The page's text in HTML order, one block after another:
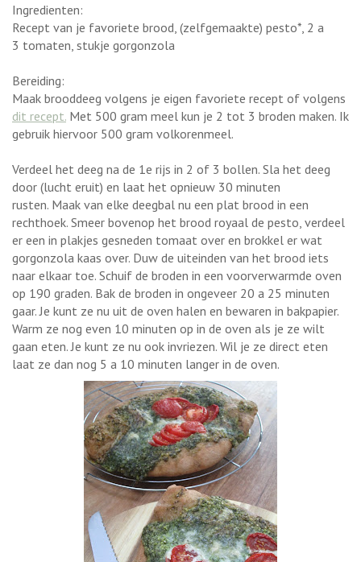
Ingredienten:
Recept van je favoriete brood, (zelfgemaakte) pesto*, 2 a
3 tomaten, stukje gorgonzola
Bereiding:
Maak brooddeeg volgens je eigen favoriete recept of volgens
dit recept. Met 500 gram meel kun je 2 tot 3 broden maken. Ik
gebruik hiervoor 500 gram volkorenmeel.
Verdeel het deeg na de 1e rijs in 2 of 3 bollen. Sla het deeg
door (lucht eruit) en laat het opnieuw 30 minuten
rusten. Maak van elke deegbal nu een plat brood in een
rechthoek. Smeer bovenop het brood royaal de pesto, verdeel
er een in plakjes gesneden tomaat over en brokkel er wat
gorgonzola kaas over. Duw de uiteinden van het brood iets
naar elkaar toe. Schuif de broden in een voorverwarmde oven
op 190 graden. Bak de broden in ongeveer 20 a 25 minuten
gaar. Je kunt ze nu uit de oven halen en bewaren in bakpapier.
Warm ze nog even 10 minuten op in de oven als je ze wilt
gaan eten. Je kunt ze nu ook invriezen. Wil je ze direct eten
laat ze dan nog 5 a 10 minuten langer in de oven.